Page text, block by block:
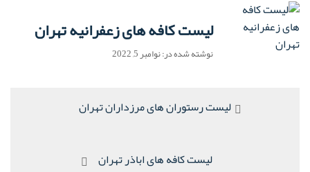
لیست کافه های زعفرانیه تهران
نوشته شده در: نوامبر 5, 2022
پست
لیست رستوران های مرزداران تهران
پست
لیست کافه های اباذر تهران